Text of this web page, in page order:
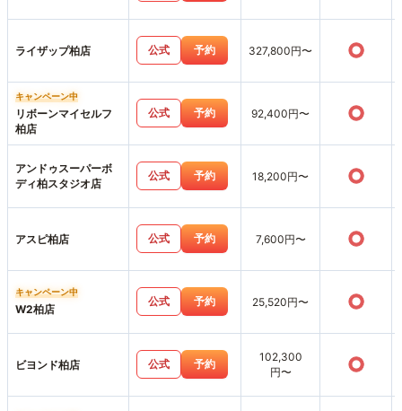
ライザップ柏店 公式 予約 327,800円〜 ○
キャンペーン中
リボーンマイセルフ
柏店
公式 予約 92,400円〜 ○
アンドゥスーパーボ
ディ柏スタジオ店
公式 予約 18,200円〜 ○
アスピ柏店 公式 予約 7,600円〜 ○
キャンペーン中
W2柏店
公式 予約 25,520円〜 ○
ビヨンド柏店 公式 予約
102,300
円〜
○